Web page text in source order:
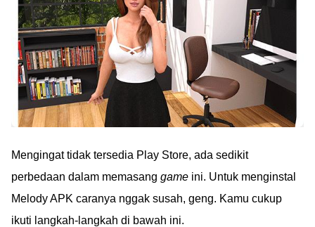
Mengingat tidak tersedia Play Store, ada sedikit
perbedaan dalam memasang game ini. Untuk menginstal
Melody APK caranya nggak susah, geng. Kamu cukup
ikuti langkah-langkah di bawah ini.